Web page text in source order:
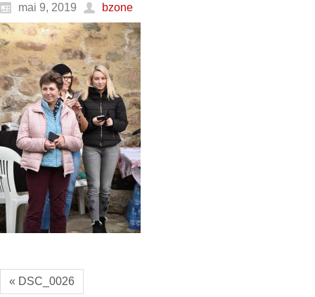
mai 9, 2019 bzone
« DSC_0026